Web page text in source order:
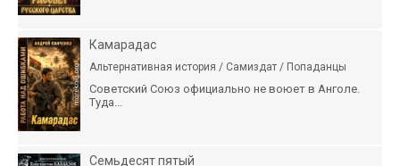
Камарадас
Альтернативная история / Самиздат / Попаданцы
Советский Союз официально не воюет в Анголе.
Туда...
Семьдесят пятый